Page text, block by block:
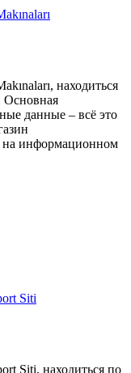
находиться
Основная
данные – всё это
на информационном
Siti
Siti, находиться по